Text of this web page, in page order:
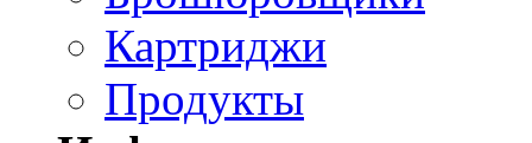
Картриджи
Продукты